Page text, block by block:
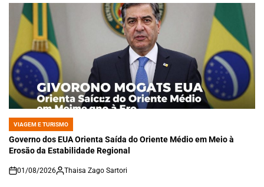
POSTED
IN
VIAGEM E TURISMO
Governo dos EUA Orienta Saída do Oriente Médio em Meio à
Erosão da Estabilidade Regional
on
01/08/2026 Thaisa Zago Sartori